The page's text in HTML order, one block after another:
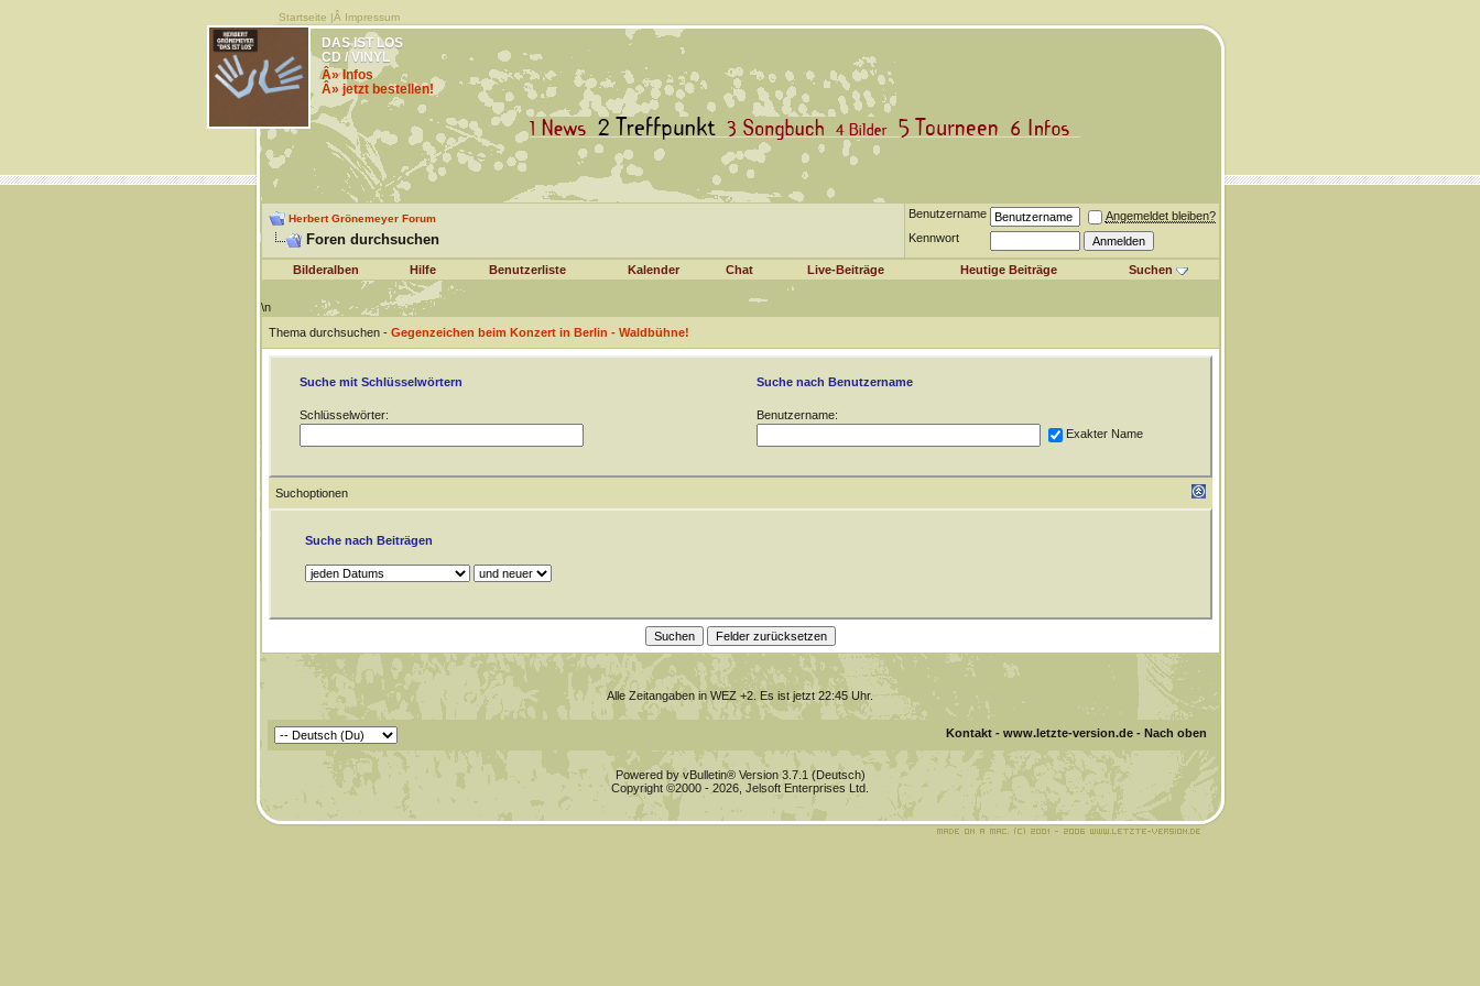
Startseite |Â Impressum
DAS IST LOS
CD / VINYL
Â» Infos
Â» jetzt bestellen!
Herbert Grönemeyer Forum
Foren durchsuchen
Benutzername
Angemeldet bleiben?
Kennwort
Bilderalben Hilfe Benutzerliste Kalender Chat Live-Beiträge Heutige Beiträge Suchen
\n
Thema durchsuchen - Gegenzeichen beim Konzert in Berlin - Waldbühne!
Suche mit Schlüsselwörtern
Schlüsselwörter:
Suche nach Benutzername
Benutzername:
Exakter Name
Suchoptionen
Suche nach Beiträgen
Alle Zeitangaben in WEZ +2. Es ist jetzt22:45Uhr.
Kontakt- www.letzte-version.de- Nach oben
Powered by vBulletin® Version 3.7.1 (Deutsch)
Copyright ©2000 - 2026, Jelsoft Enterprises Ltd.